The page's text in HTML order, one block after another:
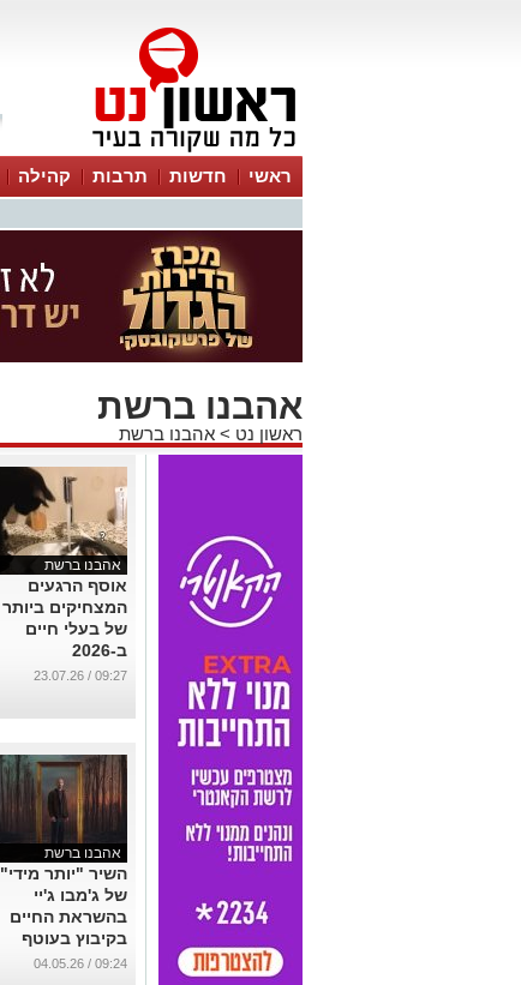
ראשי חדשות תרבות קהילה
אהבנו ברשת
ראשון נט > אהבנו ברשת
אהבנו ברשת
אוסף הרגעים
המצחיקים ביותר
של בעלי חיים
ב-2026
...
09:27 / 23.07.26
אהבנו ברשת
השיר "יותר מידי"
של ג'מבו ג'יי
בהשראת החיים
בקיבוץ בעוטף
אחרי ה7
09:24 / 04.05.26